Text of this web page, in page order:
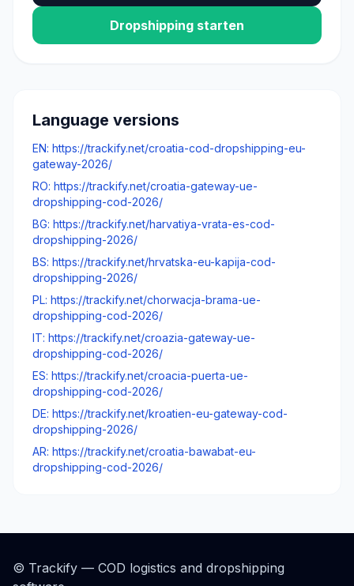
Dropshipping starten
Language versions
EN: https://trackify.net/croatia-cod-dropshipping-eu-
gateway-2026/
RO: https://trackify.net/croatia-gateway-ue-
dropshipping-cod-2026/
BG: https://trackify.net/harvatiya-vrata-es-cod-
dropshipping-2026/
BS: https://trackify.net/hrvatska-eu-kapija-cod-
dropshipping-2026/
PL: https://trackify.net/chorwacja-brama-ue-
dropshipping-cod-2026/
IT: https://trackify.net/croazia-gateway-ue-
dropshipping-cod-2026/
ES: https://trackify.net/croacia-puerta-ue-
dropshipping-cod-2026/
DE: https://trackify.net/kroatien-eu-gateway-cod-
dropshipping-2026/
AR: https://trackify.net/croatia-bawabat-eu-
dropshipping-cod-2026/
© Trackify — COD logistics and dropshipping